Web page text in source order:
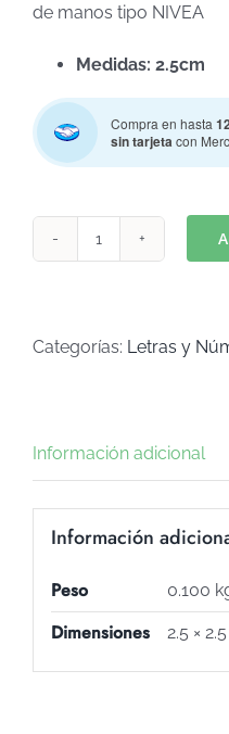
de manos tipo NIVEA
Medidas: 2.5cm
Compra en hasta
sin tarjeta con
STAMP
US
cantidad
Categorías: Letras y
Información adicional
Información
Peso 0.100
Dimensiones 2.5 ×